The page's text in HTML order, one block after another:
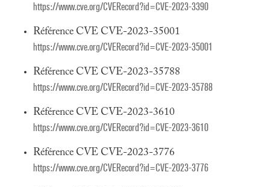
https://www.cve.org/CVERecord?id=CVE-2023-3390
Référence CVE CVE-2023-35001
https://www.cve.org/CVERecord?id=CVE-2023-35001
Référence CVE CVE-2023-35788
https://www.cve.org/CVERecord?id=CVE-2023-35788
Référence CVE CVE-2023-3610
https://www.cve.org/CVERecord?id=CVE-2023-3610
Référence CVE CVE-2023-3776
https://www.cve.org/CVERecord?id=CVE-2023-3776